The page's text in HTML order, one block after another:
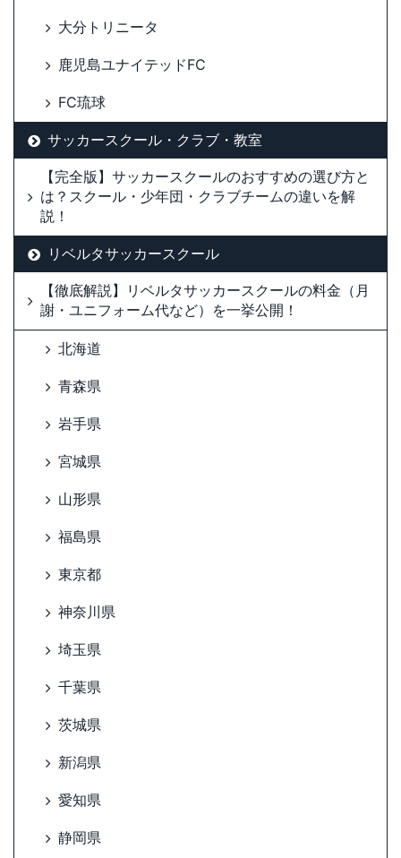
大分トリニータ
鹿児島ユナイテッドFC
FC琉球
サッカースクール・クラブ・教室
【完全版】サッカースクールのおすすめの選び方と
は？スクール・少年団・クラブチームの違いを解
説！
リベルタサッカースクール
【徹底解説】リベルタサッカースクールの料金（月
謝・ユニフォーム代など）を一挙公開！
北海道
青森県
岩手県
宮城県
山形県
福島県
東京都
神奈川県
埼玉県
千葉県
茨城県
新潟県
愛知県
静岡県